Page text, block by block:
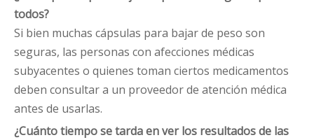
todos?
Si bien muchas cápsulas para bajar de peso son
seguras, las personas con afecciones médicas
subyacentes o quienes toman ciertos medicamentos
deben consultar a un proveedor de atención médica
antes de usarlas.
¿Cuánto tiempo se tarda en ver los resultados de las